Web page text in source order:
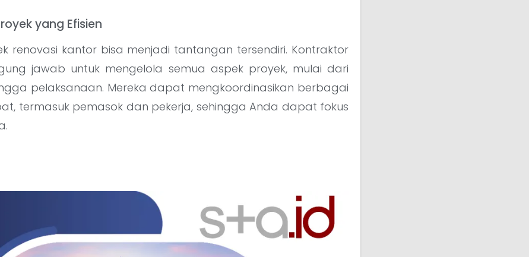
yang Efisien
renovasi kantor bisa menjadi tantangan tersendiri. Kontraktor
jawab untuk mengelola semua aspek proyek, mulai dari
pelaksanaan. Mereka dapat mengkoordinasikan berbagai
termasuk pemasok dan pekerja, sehingga Anda dapat fokus